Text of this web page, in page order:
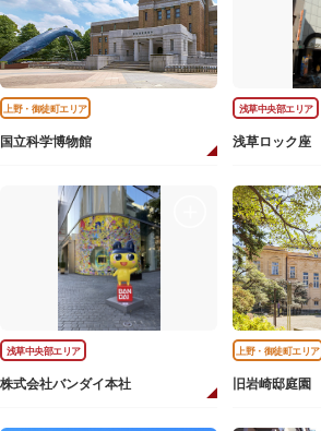
上野・御徒町エリア
国立科学博物館
浅草中央部エリア
浅草ロック座
浅草中央部エリア
株式会社バンダイ本社
上野・御徒町エリア
旧岩崎邸庭園